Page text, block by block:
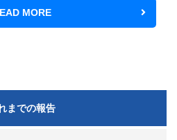
MORE
までの報告